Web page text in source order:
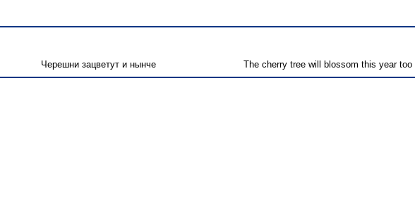
Черешни зацветут и нынче The cherry tree will blossom this year too